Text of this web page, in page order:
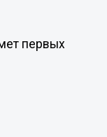
первых